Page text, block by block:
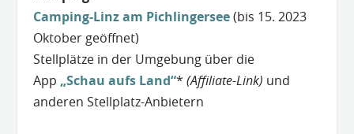
Camping-Linz am Pichlingersee(bis 15. 2023
Oktober geöffnet)
Stellplätze in der Umgebung über die
App „Schau aufs Land“*(Affiliate-Link) und
anderen Stellplatz-Anbietern